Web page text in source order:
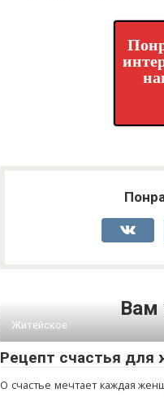
Вам
Житейское
Рецепт счастья для
О счастье мечтает каждая